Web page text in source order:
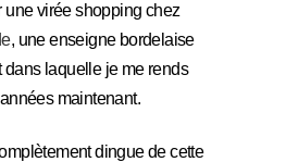
une virée shopping chez
, une enseigne bordelaise
dans laquelle je me rends
maintenant.
dingue de cette